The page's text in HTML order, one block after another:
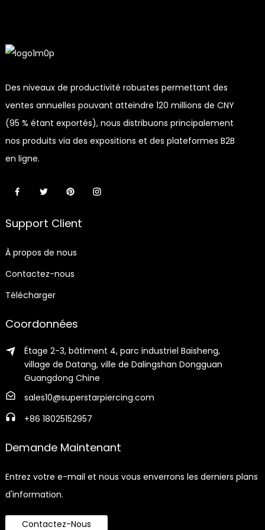
Des niveaux de productivité robustes permettant des
ventes annuelles pouvant atteindre 120 millions de CNY
(95 % étant exportés), nous distribuons principalement
nos produits via des expositions et des plateformes B2B
en ligne.
Support Client
À propos de nous
Contactez-nous
Télécharger
Coordonnées
Étage 2-3, bâtiment 4, parc industriel Baisheng,
village de Datang, ville de Dalingshan Dongguan
Guangdong Chine
sales10@superstarpiercing.com
+86 18025152957
Demande Maintenant
Entrez votre e-mail et nous vous enverrons les derniers plans
d'information.
Contactez-Nous